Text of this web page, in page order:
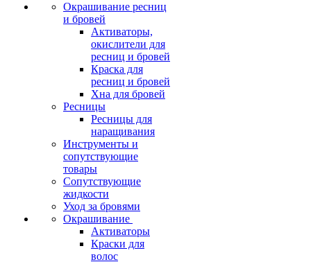
Окрашивание ресниц
и бровей
Активаторы,
окислители для
ресниц и бровей
Краска для
ресниц и бровей
Хна для бровей
Ресницы
Ресницы для
наращивания
Инструменты и
сопутствующие
товары
Сопутствующие
жидкости
Уход за бровями
Окрашивание
Активаторы
Краски для
волос